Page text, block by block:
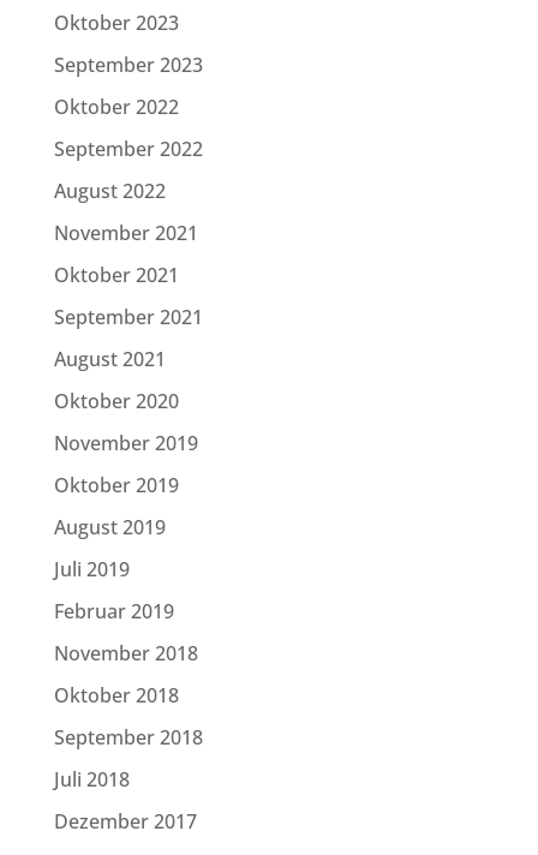
Oktober 2023
September 2023
Oktober 2022
September 2022
August 2022
November 2021
Oktober 2021
September 2021
August 2021
Oktober 2020
November 2019
Oktober 2019
August 2019
Juli 2019
Februar 2019
November 2018
Oktober 2018
September 2018
Juli 2018
Dezember 2017